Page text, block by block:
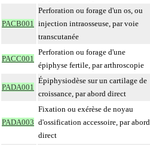
PACB001
Perforation ou forage d'un os, ou
injection intraosseuse, par voie
transcutanée
PACC001
Perforation ou forage d'une
épiphyse fertile, par arthroscopie
PADA001
Épiphysiodèse sur un cartilage de
croissance, par abord direct
PADA003
Fixation ou exérèse de noyau
d'ossification accessoire, par abord
direct